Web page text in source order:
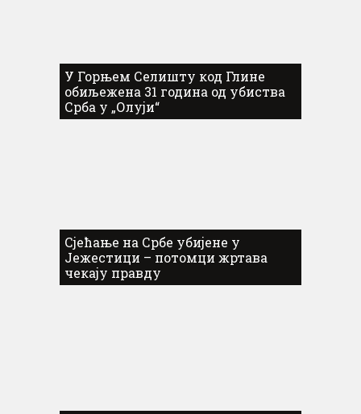
У Горњем Селишту код Глине
обиљежена 31 година од убиства
Срба у „Олуји“
Сјећање на Србе убијене у
Јежестици – потомци жртава
чекају правду